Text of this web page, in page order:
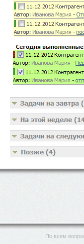
По всем